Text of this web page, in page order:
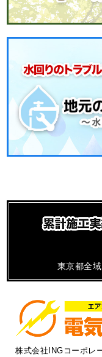
東京都全
株式会社INGコーポレ